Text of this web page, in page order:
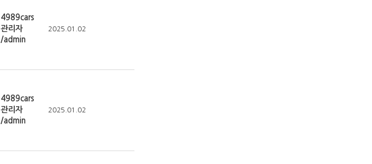
4989cars
관리자
/admin
2025.01.02
4989cars
관리자
/admin
2025.01.02